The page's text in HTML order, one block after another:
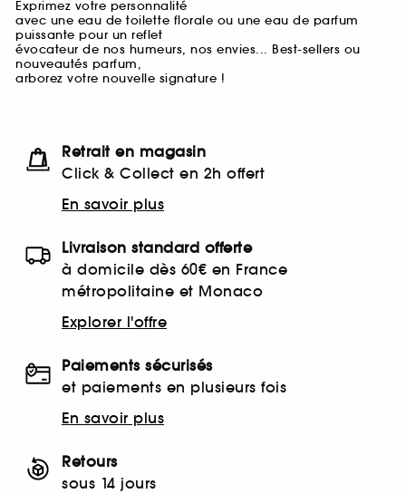
Exprimez votre personnalité
avec une eau de toilette florale ou une eau de parfum
puissante pour un reflet
évocateur de nos humeurs, nos envies... Best-sellers ou
nouveautés parfum,
arborez votre nouvelle signature !
Retrait en magasin
Click & Collect en 2h offert
En savoir plus
Livraison standard offerte
à domicile dès 60€ en France
métropolitaine et Monaco
Explorer l'offre
Paiements sécurisés
et paiements en plusieurs fois
En savoir plus
Retours
sous 14 jours